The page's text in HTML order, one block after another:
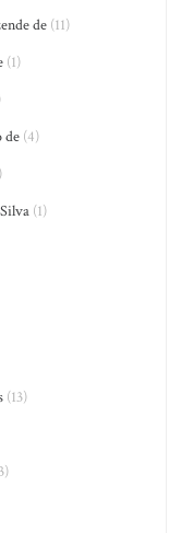
de (11)
(1)
de (4)
(1)
(13)